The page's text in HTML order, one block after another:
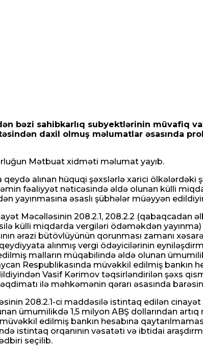
bəzi sahibkarlıq subyektlərinin müvafiq
daxil olmuş məlumatlar əsasında
Mətbuat xidməti məlumat yayıb.
alınan hüquqi şəxslərlə xarici ölkələrdəki
fəaliyyət nəticəsində əldə olunan külli
yayınmasına əsaslı şübhələr müəyyən
Məcəlləsinin 208.2.1, 208.2.2
külli miqdarda vergiləri ödəməkdən
ərazi bütövlüyünün qorunması zamanı
alınmış vergi ödəyicilərinin
malların müqabilində əldə olunan
Respublikasında müvəkkil edilmiş bankın
Vasif Kərimov təqsirləndirilən şəxs
ilə məhkəmənin qərarı əsasında
208.2.1-ci maddəsilə istintaq edilən
ümumilikdə 1,5 milyon ABŞ dollarından
edilmiş bankın hesabına
istintaq orqanının vəsatəti və ibtidai
seçilib.